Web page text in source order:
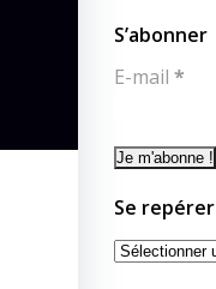
S’abonner
E-mail *
Se repérer
Se